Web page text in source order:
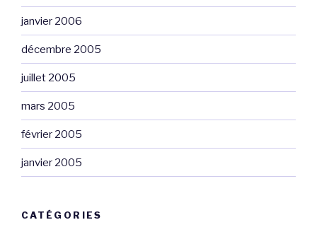
janvier 2006
décembre 2005
juillet 2005
mars 2005
février 2005
janvier 2005
CATÉGORIES